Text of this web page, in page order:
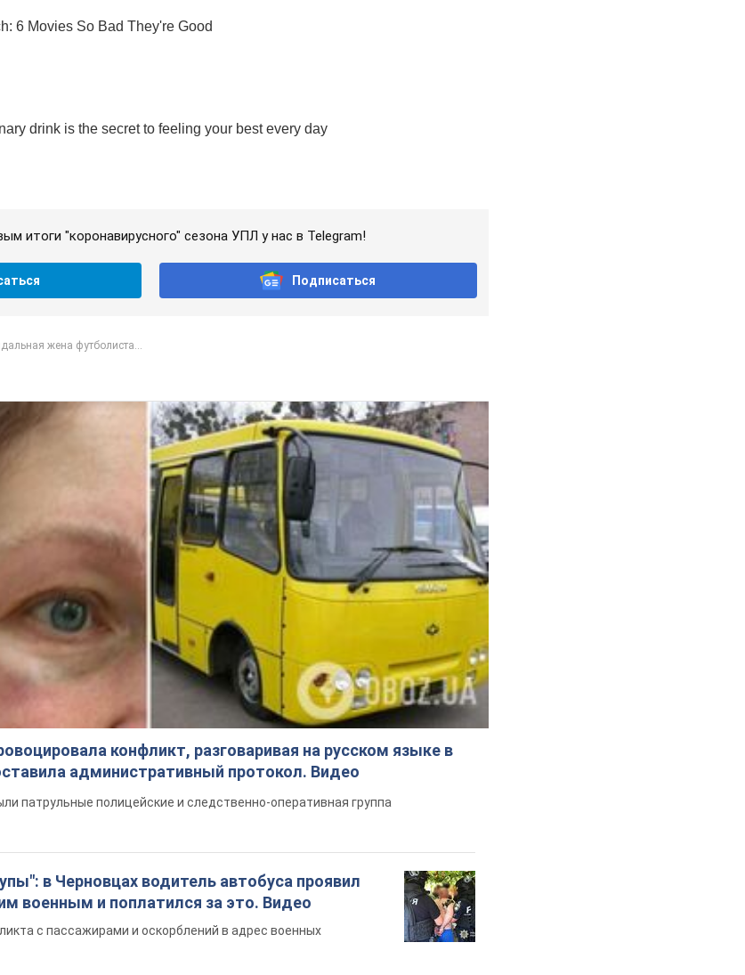
итоги "коронавирусного" сезона УПЛ у нас в Telegram!
Подписаться
жена футболиста...
конфликт, разговаривая на русском языке в
административный протокол. Видео
патрульные полицейские и следственно-оперативная группа
в Черновцах водитель автобуса проявил
военным и поплатился за это. Видео
с пассажирами и оскорблений в адрес военных